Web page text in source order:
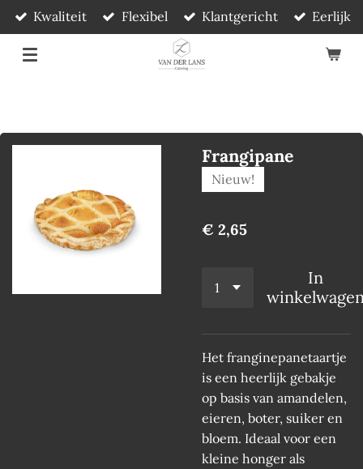
Ga
direct
naar
Kwaliteit Flexibel Klantgericht Eerlijk
Frangipane
Nieuw!
€ 2,65
In
Het franginepanetaartje
is een heerlijk gebakje
op basis van amandelen,
eieren, boter, suiker en
bloem. Ideaal voor een
kleine honger als